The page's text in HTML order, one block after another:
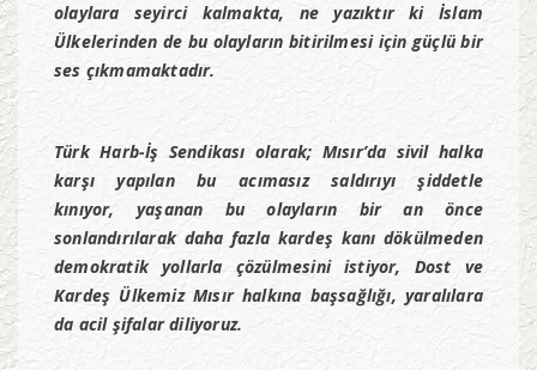
olaylara seyirci kalmakta, ne yazıktır ki İslam
Ülkelerinden de bu olayların bitirilmesi için güçlü bir
ses çıkmamaktadır.
Türk Harb-İş Sendikası olarak; Mısır’da sivil halka
karşı yapılan bu acımasız saldırıyı şiddetle
kınıyor, yaşanan bu olayların bir an önce
sonlandırılarak daha fazla kardeş kanı dökülmeden
demokratik yollarla çözülmesini istiyor, Dost ve
Kardeş Ülkemiz Mısır halkına başsağlığı, yaralılara
da acil şifalar diliyoruz.